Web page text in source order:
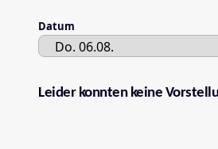
Datum
Leider konnten keine